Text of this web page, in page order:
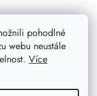
pohodlné
webu neustále
Více
zvířecích
lokomotiva